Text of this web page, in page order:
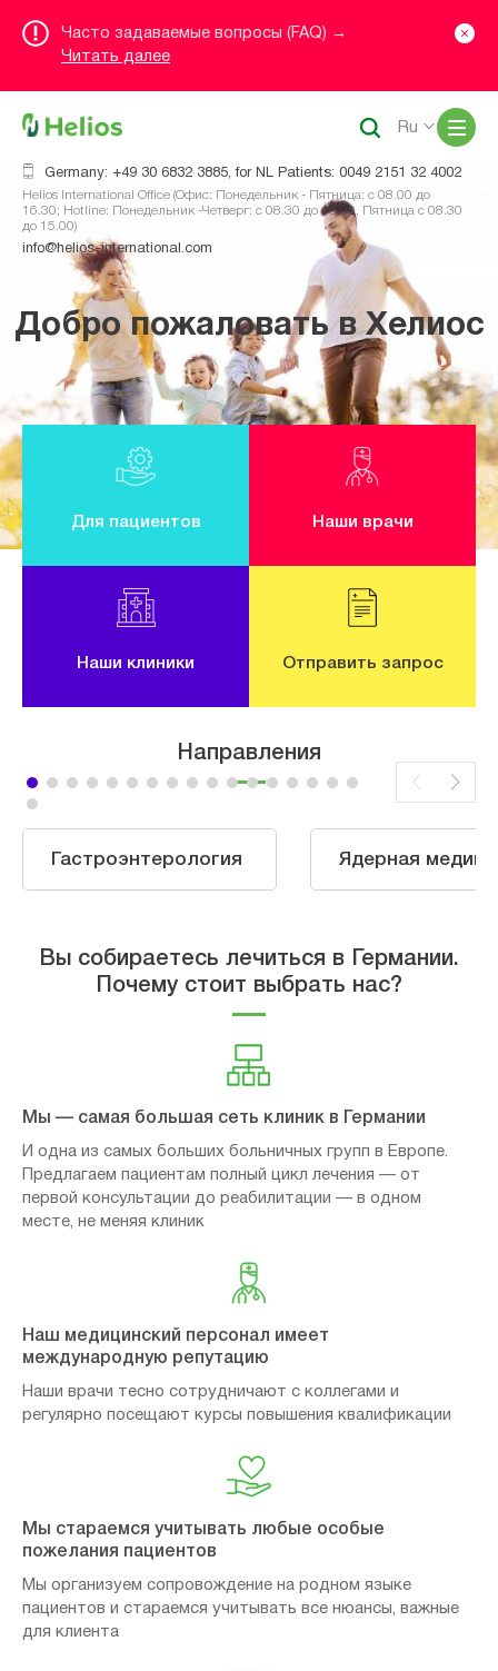
Часто задаваемые вопросы (FAQ) →
Читать далее
Germany: +49 30 6832 3885, for NL Patients: 0049 2151 32 4002
Helios International Office (Офис: Понедельник - Пятница: с 08.00 до
16.30; Hotline: Понедельник -Четверг: с 08.30 до 16.00, Пятница с 08.30
до 15.00)
info@helios-international.com
Ru
Добро пожаловать в Хелиос
Для пациентов Наши врачи
Наши клиники Отправить запрос
Направления
Гастроэнтерология Ядерная
Вы собираетесь лечиться в Германии.
Почему стоит выбрать нас?
Мы — самая большая сеть клиник в Германии
И одна из самых больших больничных групп в Европе.
Предлагаем пациентам полный цикл лечения — от
первой консультации до реабилитации — в одном
месте, не меняя клиник
Наш медицинский персонал имеет
международную репутацию
Наши врачи тесно сотрудничают с коллегами и
регулярно посещают курсы повышения квалификации
Мы стараемся учитывать любые особые
пожелания пациентов
Мы организуем сопровождение на родном языке
пациентов и стараемся учитывать все нюансы, важные
для клиента